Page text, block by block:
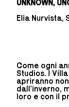
UNKNOWN,
Elia Nurvista,
Come ogni
Studios. I
apriranno
dall’inverno,
loro e con il